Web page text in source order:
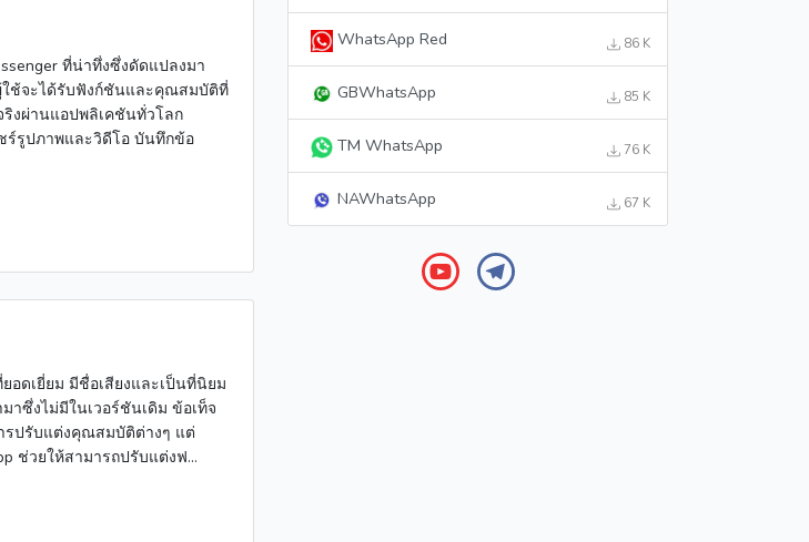
ที่น่าทึ่งซึ่งดัดแปลงมา
ใช้จะได้รับฟังก์ชันและคุณสมบัติที่
งผ่านแอปพลิเคชันทั่วโลก
ร์รูปภาพและวิดีโอ บันทึกข้อ
อดเยี่ยม มีชื่อเสียงและเป็นที่นิยม
าซึ่งไม่มีในเวอร์ชันเดิม ข้อเท็จ
รปรับแต่งคุณสมบัติต่างๆ แต่
ช่วยให้สามารถปรับแต่งฟ...
WhatsApp Red 86 K
GBWhatsApp 85 K
TM WhatsApp 76 K
NAWhatsApp 67 K